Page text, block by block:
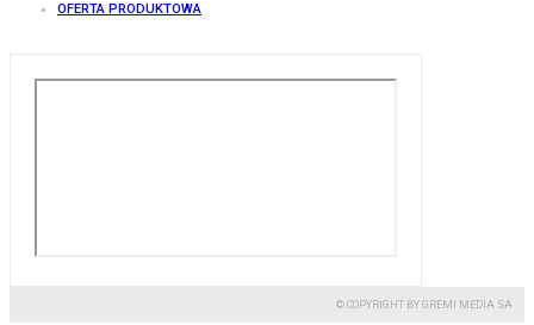
OFERTA PRODUKTOWA
© COPYRIGHT BY GREMI MEDIA SA